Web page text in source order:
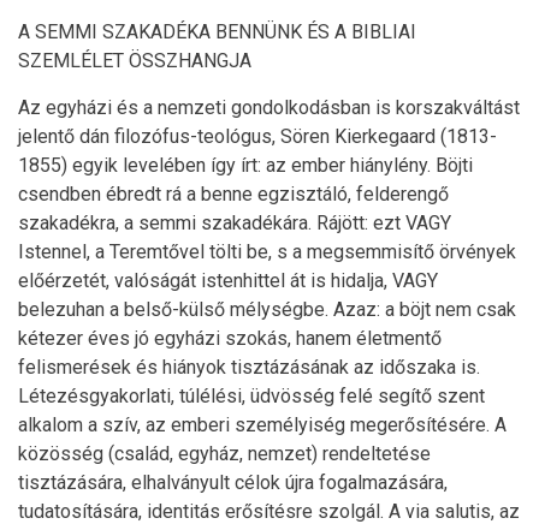
A SEMMI SZAKADÉKA BENNÜNK ÉS A BIBLIAI
SZEMLÉLET ÖSSZHANGJA
Az egyházi és a nemzeti gondolkodásban is korszakváltást
jelentő dán filozófus-teológus, Sören Kierkegaard (1813-
1855) egyik levelében így írt: az ember hiánylény. Böjti
csendben ébredt rá a benne egzisztáló, felderengő
szakadékra, a semmi szakadékára. Rájött: ezt VAGY
Istennel, a Teremtővel tölti be, s a megsemmisítő örvények
előérzetét, valóságát istenhittel át is hidalja, VAGY
belezuhan a belső-külső mélységbe. Azaz: a böjt nem csak
kétezer éves jó egyházi szokás, hanem életmentő
felismerések és hiányok tisztázásának az időszaka is.
Létezésgyakorlati, túlélési, üdvösség felé segítő szent
alkalom a szív, az emberi személyiség megerősítésére. A
közösség (család, egyház, nemzet) rendeltetése
tisztázására, elhalványult célok újra fogalmazására,
tudatosítására, identitás erősítésre szolgál. A via salutis, az